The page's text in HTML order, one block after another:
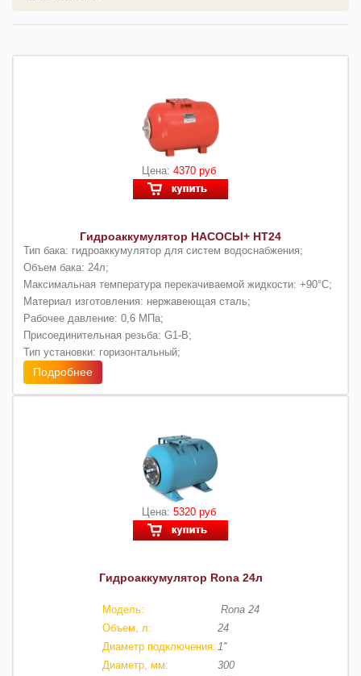
Цена: 4370 руб
Гидроаккумулятор НАСОСЫ+ HT24
Тип бака: гидроаккумулятор для систем водоснабжения;
Объем бака: 24л;
Максимальная температура перекачиваемой жидкости: +90°С;
Материал изготовления: нержавеющая сталь;
Рабочее давление: 0,6 МПа;
Присоединительная резьба: G1-B;
Тип установки: горизонтальный;
Подробнее
Цена: 5320 руб
Гидроаккумулятор Rona 24л
Модель:
Rona 24
Объем, л:
24
Диаметр подключения: 1''
Диаметр, мм:
300